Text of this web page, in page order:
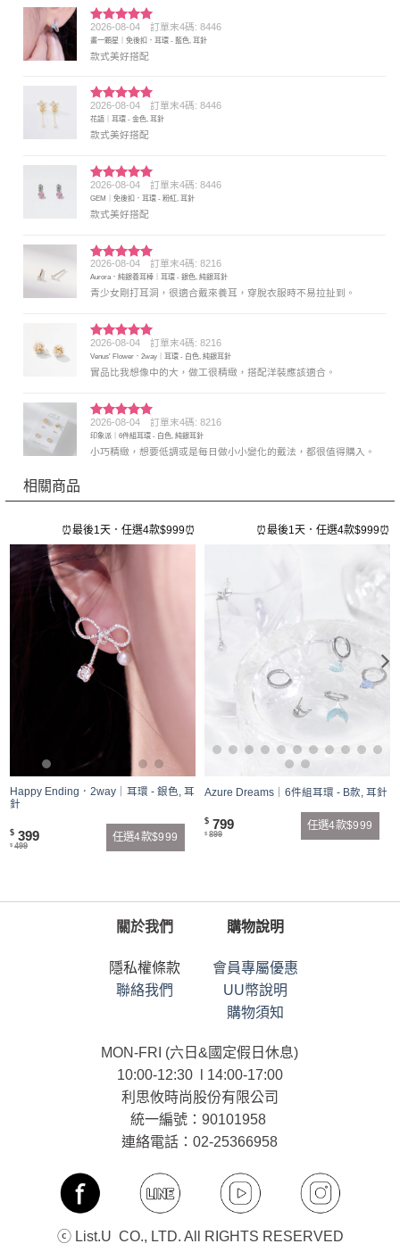
評分5滿
分 5
2026-08-04 訂單末4碼: 8446
畫一顆星｜免後扣．耳環 - 藍色, 耳針
款式美好搭配
評分5 滿
分 5
2026-08-04 訂單末4碼: 8446
花語｜耳環 - 金色, 耳針
款式美好搭配
評分5 滿
分 5
2026-08-04 訂單末4碼: 8446
GEM｜免後扣．耳環 - 粉紅, 耳針
款式美好搭配
評分5 滿
分 5
2026-08-04 訂單末4碼: 8216
Aurora．純銀養耳棒｜耳環 - 銀色, 純銀耳針
青少女剛打耳洞，很適合戴來養耳，穿脫衣服時不易拉扯到。
評分5 滿
分 5
2026-08-04 訂單末4碼: 8216
Venus' Flower．2way｜耳環 - 白色, 純銀耳針
實品比我想像中的大，做工很精緻，搭配洋裝應該適合。
評分5滿
分 5
2026-08-04 訂單末4碼: 8216
印象派｜6件組耳環 - 白色, 純銀耳針
小巧精緻，想要低調或是每日做小小變化的戴法，都很值得購入。
相關商品
⏰最後1天．任選4款$999⏰
Happy Ending．2way｜耳環 - 銀色, 耳
針
$ 399
$ 499
任選4款$999
⏰最後1天．任選4款$999⏰
Azure Dreams｜6件組耳環 - B款, 耳針
$ 799
$ 899
任選4款$999
關於我們
隱私權條款
聯絡我們
購物說明
會員專屬優惠
UU幣說明
購物須知
MON-FRI (六日&國定假日休息)
10:00-12:30 l 14:00-17:00
利思攸時尚股份有限公司
統一編號：90101958
連絡電話：02-25366958
ⓒ List.U CO., LTD. All RIGHTS RESERVED